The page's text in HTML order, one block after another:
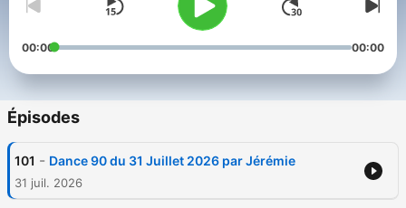
00:00 00:00
Épisodes
101 - Dance 90 du 31 Juillet 2026 par Jérémie
31 juil. 2026